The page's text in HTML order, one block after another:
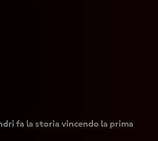
fa la storia vincendo la prima